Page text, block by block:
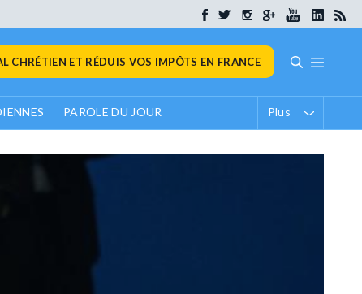
CHRÉTIEN ET RÉDUIS VOS IMPÔTS EN FRANCE
PAROLE DU JOUR Plus